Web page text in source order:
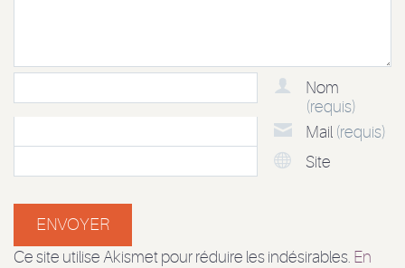
Nom
(requis)
Mail (requis)
Site
Ce site utilise Akismet pour réduire les indésirables. En